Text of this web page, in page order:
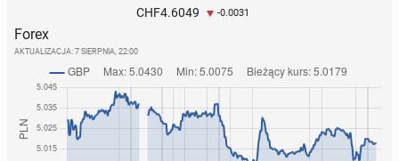
CHF4.6049 -0.0031
Forex
AKTUALIZACJA: 7 SIERPNIA, 22:00